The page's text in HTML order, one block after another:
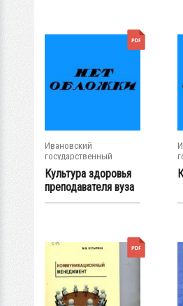
Ивановский
государственный
энергетический...
Культура здоровья
преподавателя вуза